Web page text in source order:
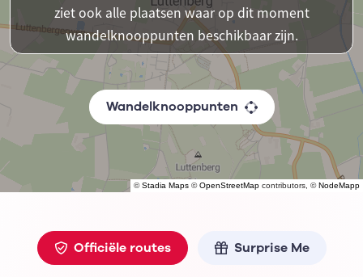
©Stadia Maps ©OpenStreetMap contributors, ©NodeMapp
ziet ook alle plaatsen waar op dit moment
wandelknooppunten beschikbaar zijn.
Wandelknooppunten
Officiële routes Surprise Me